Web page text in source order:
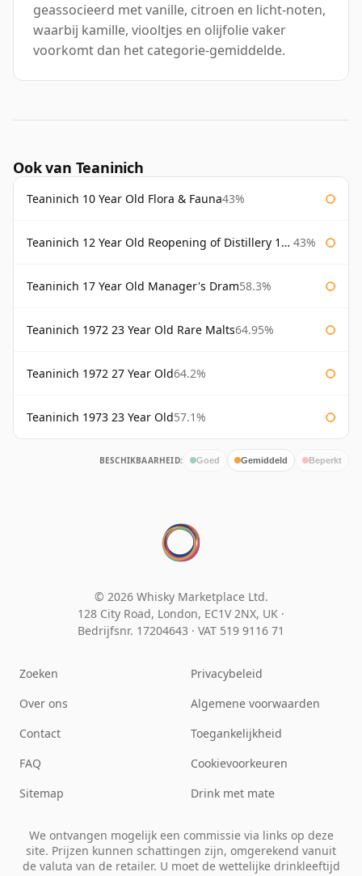
geassocieerd met vanille, citroen en licht-noten,
waarbij kamille, viooltjes en olijfolie vaker
voorkomt dan het categorie-gemiddelde.
Ook van Teaninich
Teaninich 10 Year Old Flora & Fauna43%
Teaninich 12 Year Old Reopening of Distillery 1991 43%
Teaninich 17 Year Old Manager's Dram58.3%
Teaninich 1972 23 Year Old Rare Malts64.95%
Teaninich 1972 27 Year Old64.2%
Teaninich 1973 23 Year Old57.1%
BESCHIKBAARHEID: Goed Gemiddeld Beperkt
© 2026 Whisky Marketplace Ltd.
128 City Road, London, EC1V 2NX, UK ·
Bedrijfsnr. 17204643 · VAT 519 9116 71
Zoeken
Over ons
Contact
FAQ
Sitemap
Privacybeleid
Algemene voorwaarden
Toegankelijkheid
Cookievoorkeuren
Drink met mate
We ontvangen mogelijk een commissie via links op deze
site. Prijzen kunnen schattingen zijn, omgerekend vanuit
de valuta van de retailer. U moet de wettelijke drinkleeftijd